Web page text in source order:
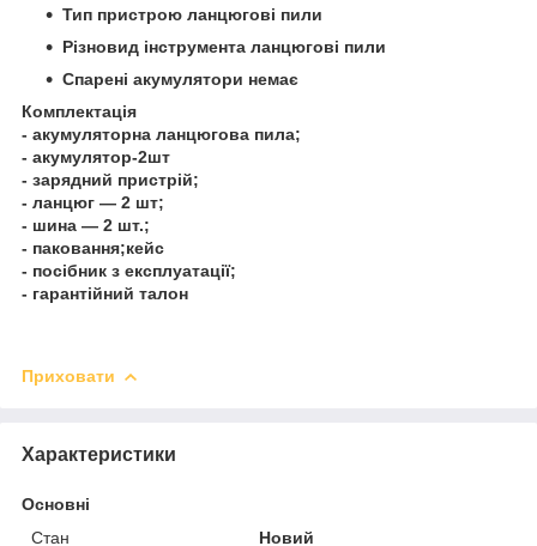
Тип пристрою ланцюгові пили
Різновид інструмента ланцюгові пили
Спарені акумулятори немає
Комплектація
- акумуляторна ланцюгова пила;
- акумулятор-2шт
- зарядний пристрій;
- ланцюг — 2 шт;
- шина — 2 шт.;
- паковання;кейс
- посібник з експлуатації;
- гарантійний талон
Приховати
Характеристики
Основні
Стан
Новий